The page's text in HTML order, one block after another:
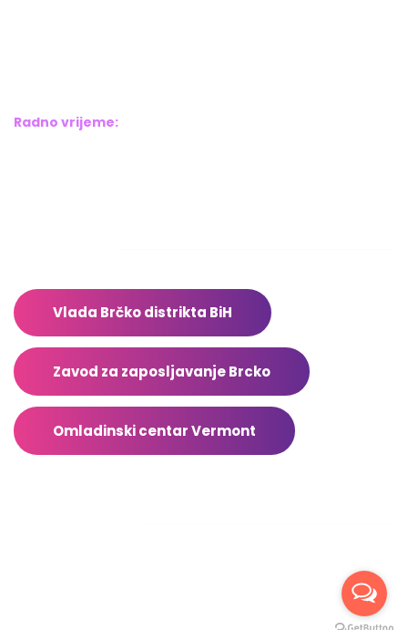
Radno vrijeme:
Vlada Brčko distrikta BiH
Zavod za zaposljavanje Brcko
Omladinski centar Vermont